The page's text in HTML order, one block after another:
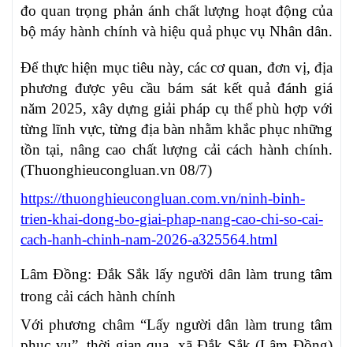
đo quan trọng phản ánh chất lượng hoạt động của
bộ máy hành chính và hiệu quả phục vụ Nhân dân.
Để thực hiện mục tiêu này, các cơ quan, đơn vị, địa
phương được yêu cầu bám sát kết quả đánh giá
năm 2025, xây dựng giải pháp cụ thể phù hợp với
từng lĩnh vực, từng địa bàn nhằm khắc phục những
tồn tại, nâng cao chất lượng cải cách hành chính.
(Thuonghieucongluan.vn 08/7)
https://thuonghieucongluan.com.vn/ninh-binh-
trien-khai-dong-bo-giai-phap-nang-cao-chi-so-cai-
cach-hanh-chinh-nam-2026-a325564.html
Lâm Đồng: Đắk Sắk lấy người dân làm trung tâm
trong cải cách hành chính
Với phương châm “Lấy người dân làm trung tâm